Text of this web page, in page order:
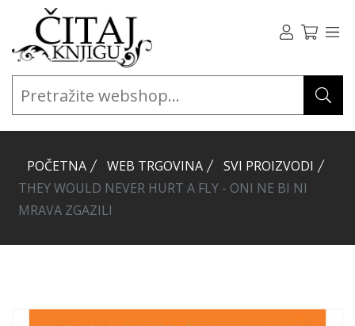
POČETNA WEB TRGOVINA
SVI PROIZVODI
THEY WOULD NEVER HURT A FLY - ONI NE BI NI
MRAVA ZGAZILI